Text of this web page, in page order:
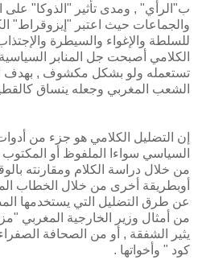
ب"الرأي" , ومدى تأثير "الذوكا" على
والجماعات حيث اعتبر "إيزوقراط"
للسلطة والإغواء والسيطرة
الكلامي أصبحت جل المنابر السياسية
تستعمله ولو بشكل مكشوف , بهدف
الشعب المغربي وجعله ينساق
إن التضليل الكلامي هو جزء من
السياسي سواءا الملفوظ أو
من خلال دراسة الكلام ومقارنته
أوبطريقة أخرى من خلال الخطاب
عن طرق التضليل التي يستخدمها
من أمثال وزير الخارجية المغربي
يثير الشفقة , أو من الصحافة
كود " وأخواتها .